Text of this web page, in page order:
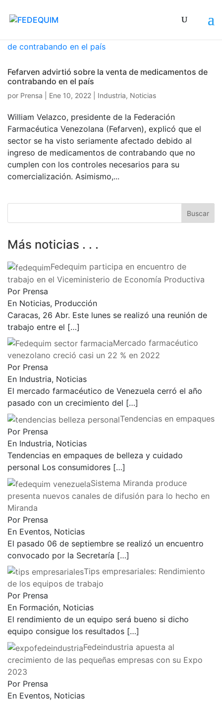
Fefarven advirtió sobre la venta de medicamentos de
contrabando en el país
por Prensa Ene 10, 2022 Industria, Noticias
William Velazco, presidente de la Federación
Farmacéutica Venezolana (Fefarven), explicó que el
sector se ha visto seriamente afectado debido al
ingreso de medicamentos de contrabando que no
cumplen con los controles necesarios para su
comercialización. Asimismo,...
Más noticias . . .
Fedequim participa en encuentro de
trabajo en el Viceministerio de Economía Productiva
Por Prensa
En Noticias, Producción
Caracas, 26 Abr. Este lunes se realizó una reunión de
trabajo entre el […]
Mercado farmacéutico
venezolano creció casi un 22 % en 2022
Por Prensa
En Industria, Noticias
El mercado farmacéutico de Venezuela cerró el año
pasado con un crecimiento del […]
Tendencias en empaques
Por Prensa
En Industria, Noticias
Tendencias en empaques de belleza y cuidado
personal Los consumidores […]
Sistema Miranda produce
presenta nuevos canales de difusión para lo hecho en
Miranda
Por Prensa
En Eventos, Noticias
El pasado 06 de septiembre se realizó un encuentro
convocado por la Secretaría […]
Tips empresariales: Rendimiento
de los equipos de trabajo
Por Prensa
En Formación, Noticias
El rendimiento de un equipo será bueno si dicho
equipo consigue los resultados […]
Fedeindustria apuesta al
crecimiento de las pequeñas empresas con su Expo
2023
Por Prensa
En Eventos, Noticias